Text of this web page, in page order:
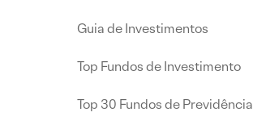
Guia de Investimentos
Top Fundos de Investimento
Top 30 Fundos de Previdência